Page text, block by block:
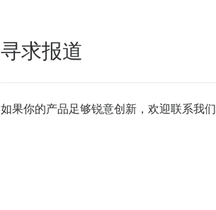
寻求报道
如果你的产品足够锐意创新，欢迎联系我们